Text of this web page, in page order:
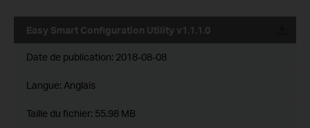
Easy Smart Configuration Utility v1.1.1.0
Date de publication: 2018-08-08
Langue: Anglais
Taille du fichier: 55.98 MB